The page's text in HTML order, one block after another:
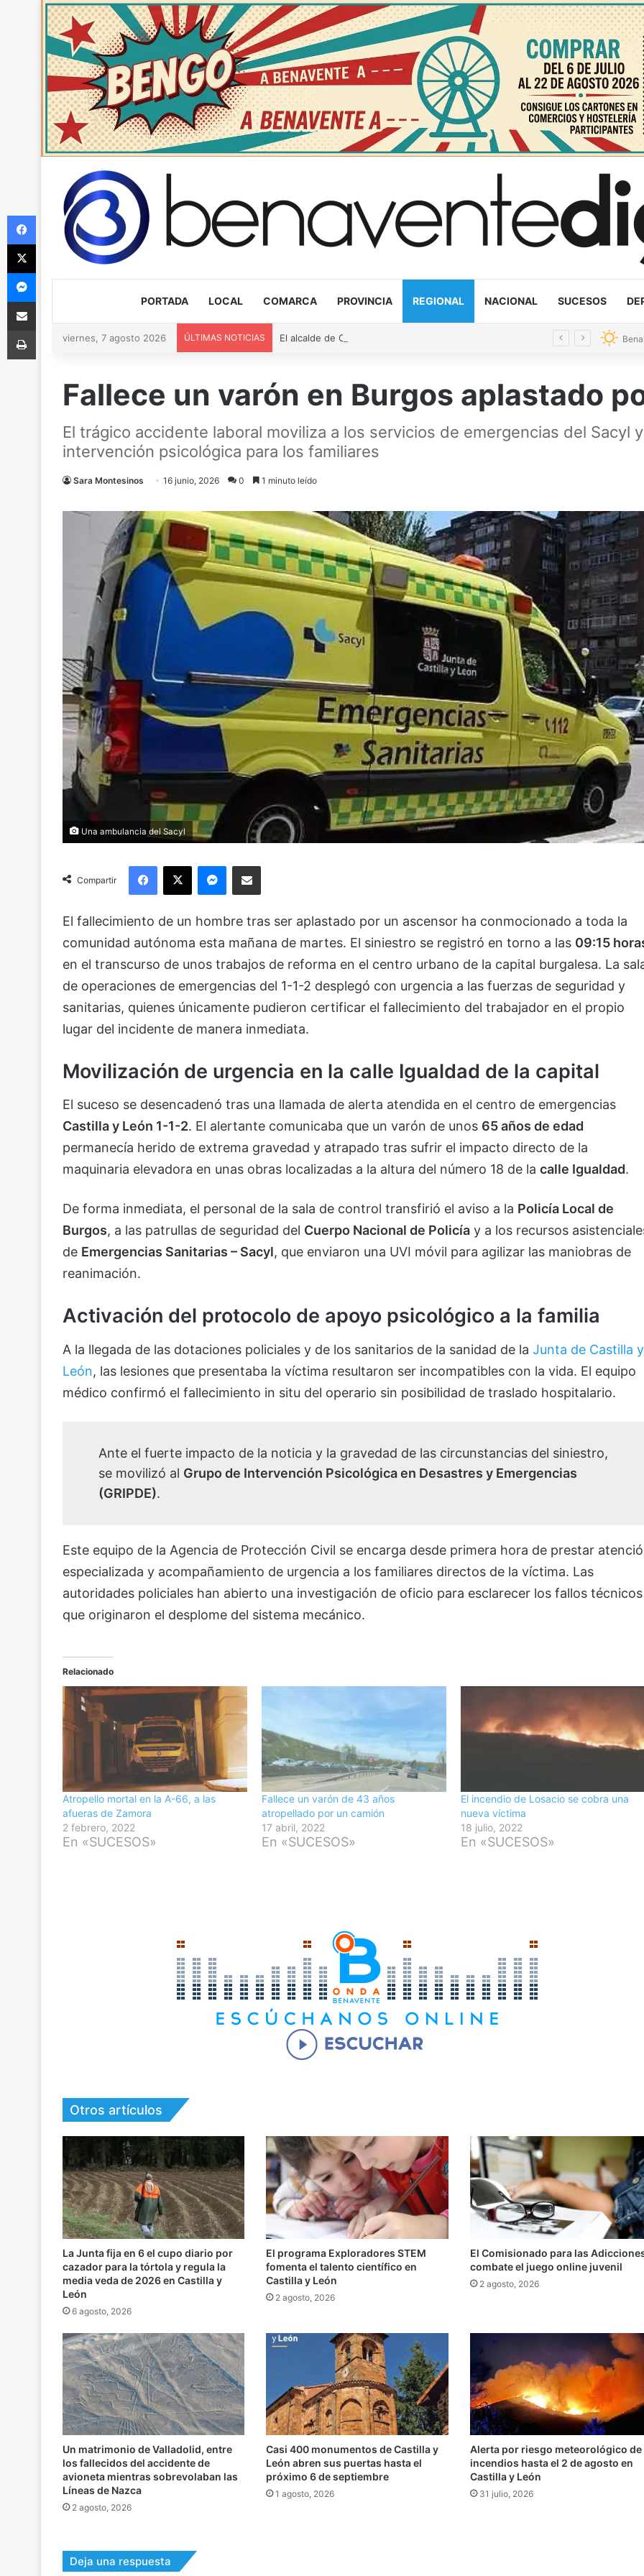
PORTADA LOCAL COMARCA PROVINCIA REGIONAL NACIONAL SUCESOS
viernes, 7 agosto 2026 ÚLTIMAS NOTICIAS
Fallece un varón en Burgos aplastado
El trágico accidente laboral moviliza a los servicios de emergencias del Sacyl
intervención psicológica para los familiares
Sara Montesinos 16 junio, 2026 0 1 minuto leído
Una ambulancia del Sacyl
Compartir
Facebook
X Messenger
Compartir via Email
El fallecimiento de un hombre tras ser aplastado por un ascensor ha conmocionado a toda la
comunidad autónoma esta mañana de martes. El siniestro se registró en torno a las 09:15
en el transcurso de unos trabajos de reforma en el centro urbano de la capital burgalesa. La
de operaciones de emergencias del 1-1-2 desplegó con urgencia a las fuerzas de seguridad y
sanitarias, quienes únicamente pudieron certificar el fallecimiento del trabajador en el propio
lugar del incidente de manera inmediata.
Movilización de urgencia en la calle Igualdad de la capital
El suceso se desencadenó tras una llamada de alerta atendida en el centro de emergencias
Castilla y León 1-1-2. El alertante comunicaba que un varón de unos 65 años de edad
permanecía herido de extrema gravedad y atrapado tras sufrir el impacto directo de la
maquinaria elevadora en unas obras localizadas a la altura del número 18 de la calle Igualdad.
De forma inmediata, el personal de la sala de control transfirió el aviso a la Policía Local de
Burgos, a las patrullas de seguridad del Cuerpo Nacional de Policía y a los recursos
de Emergencias Sanitarias – Sacyl, que enviaron una UVI móvil para agilizar las maniobras de
reanimación.
Activación del protocolo de apoyo psicológico a la familia
A la llegada de las dotaciones policiales y de los sanitarios de la sanidad de la Junta de Castilla y
León, las lesiones que presentaba la víctima resultaron ser incompatibles con la vida. El equipo
médico confirmó el fallecimiento in situ del operario sin posibilidad de traslado hospitalario.
Ante el fuerte impacto de la noticia y la gravedad de las circunstancias del siniestro,
se movilizó al Grupo de Intervención Psicológica en Desastres y Emergencias
(GRIPDE).
Este equipo de la Agencia de Protección Civil se encarga desde primera hora de prestar
especializada y acompañamiento de urgencia a los familiares directos de la víctima. Las
autoridades policiales han abierto una investigación de oficio para esclarecer los fallos técnicos
que originaron el desplome del sistema mecánico.
Relacionado
Atropello mortal en la A-66, a las
afueras de Zamora
2 febrero, 2022
En «SUCESOS»
Fallece un varón de 43 años
atropellado por un camión
17 abril, 2022
En «SUCESOS»
El incendio de Losacio se cobra una
nueva víctima
18 julio, 2022
En «SUCESOS»
Otros artículos
La Junta fija en 6 el cupo diario por
cazador para la tórtola y regula la
media veda de 2026 en Castilla y
León
6 agosto, 2026
El programa Exploradores STEM
fomenta el talento científico en
Castilla y León
2 agosto, 2026
El Comisionado para las
combate el juego online juvenil
2 agosto, 2026
Un matrimonio de Valladolid, entre
los fallecidos del accidente de
avioneta mientras sobrevolaban las
Líneas de Nazca
2 agosto, 2026
Casi 400 monumentos de Castilla y
León abren sus puertas hasta el
próximo 6 de septiembre
1 agosto, 2026
Alerta por riesgo meteorológico de
incendios hasta el 2 de agosto en
Castilla y León
31 julio, 2026
Deja una respuesta
Facebook
X
Messenger
Compartir via Email